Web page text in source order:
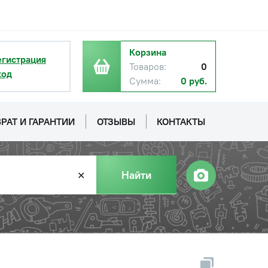
Корзина
Товаров:
0
Сумма:
0 руб.
И ГАРАНТИИ ОТЗЫВЫ КОНТАКТЫ
✕ Найти